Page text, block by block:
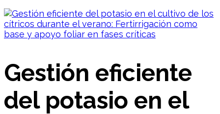
Gestión eficiente
del potasio en el